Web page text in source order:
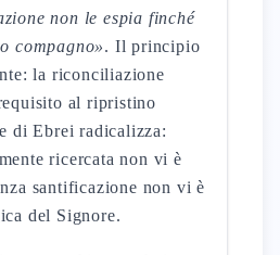
non le espia finché
compagno». Il principio
la riconciliazione
al ripristino
di Ebrei radicalizza:
ricercata non vi è
santificazione non vi è
del Signore.